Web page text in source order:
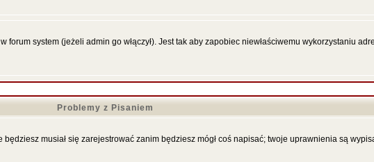
system (jeżeli admin go włączył). Jest tak aby zapobiec niewłaściwemu wykorzystaniu
Problemy z Pisaniem
musiał się zarejestrować zanim będziesz mógł coś napisać; twoje uprawnienia są